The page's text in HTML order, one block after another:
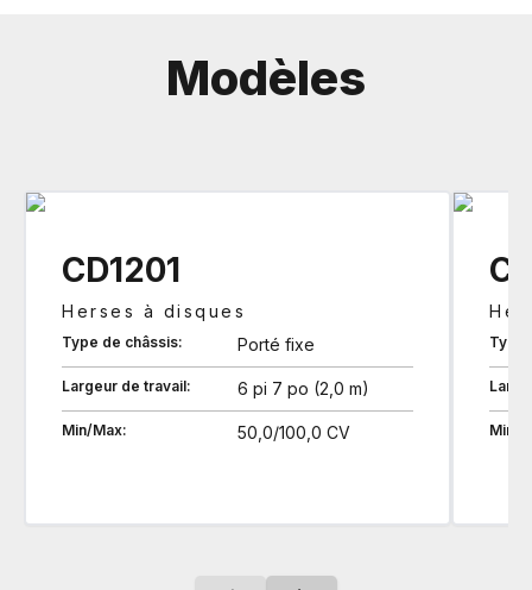
Modèles
CD1201
Herses à disques
Type de châssis: Porté fixe
Largeur de travail: 6 pi 7 po (2,0 m)
Min/Max: 50,0/100,0 CV
Type
Min/